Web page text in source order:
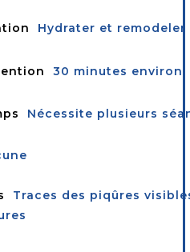
Hydrater et remodeler
30 minutes environ
Nécessite plusieurs
Traces des piqûres